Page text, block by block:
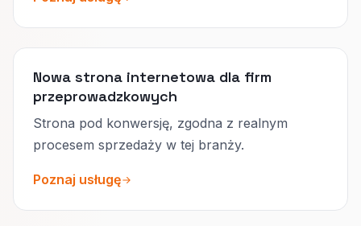
Nowa strona internetowa dla firm
przeprowadzkowych
Strona pod konwersję, zgodna z realnym
procesem sprzedaży w tej branży.
Poznaj usługę